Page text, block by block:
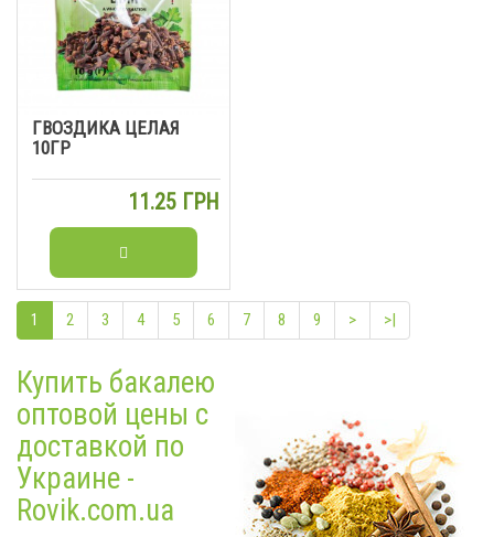
ГВОЗДИКА ЦЕЛАЯ
10ГР
11.25 ГРН
1 2 3 4 5 6 7 8 9 > >|
Купить бакалею
оптовой цены с
доставкой по
Украине -
Rovik.com.ua